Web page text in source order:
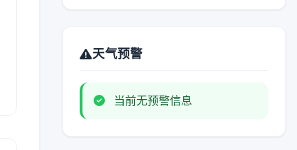
天气预警
当前无预警信息